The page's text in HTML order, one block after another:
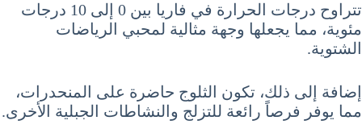
تتراوح درجات الحرارة في فاريا بين 0 إلى 10 درجات
مئوية، مما يجعلها وجهة مثالية لمحبي الرياضات
الشتوية.
إضافة إلى ذلك، تكون الثلوج حاضرة على المنحدرات،
مما يوفر فرصاً رائعة للتزلج والنشاطات الجبلية الأخرى.